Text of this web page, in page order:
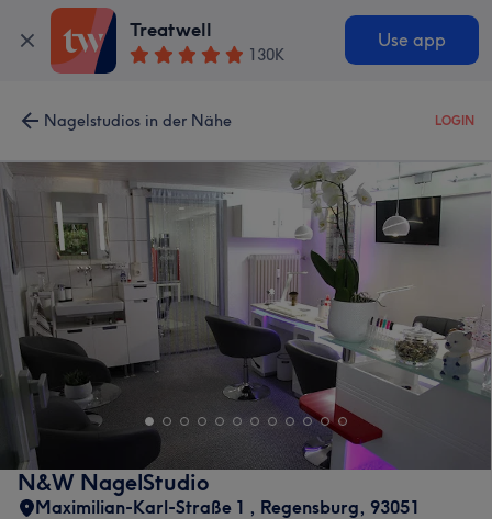
Treatwell
130K
Use app
Nagelstudios in der Nähe LOGIN
N&W NagelStudio
Maximilian-Karl-Straße 1 , Regensburg, 93051